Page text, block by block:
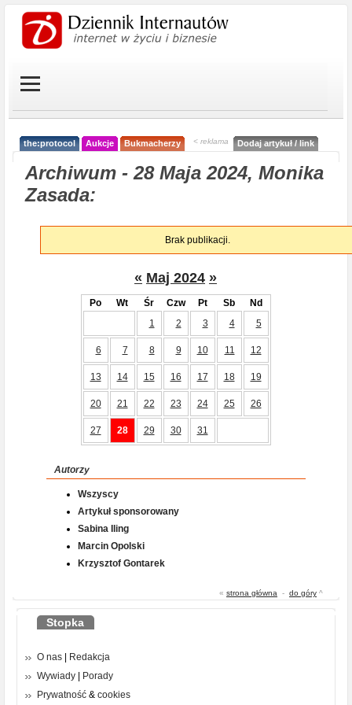
the:protocol Aukcje Bukmacherzy < reklama Dodaj artykuł / link
Archiwum - 28 Maja 2024, Monika
Zasada:
Brak publikacji.
« Maj 2024 »
Po Wt Śr Czw Pt Sb
Nd
1
2 3 4 5
6 7 8 9 10 11 12
13 14 15 16 17 18 19
20 21 22 23 24 25 26
27 28 29 30 31
Autorzy
Wszyscy
Artykuł sponsorowany
Sabina Iling
Marcin Opolski
Krzysztof Gontarek
« strona główna - do góry ^
Stopka
O nas
Redakcja
Wywiady
Porady
Prywatność & cookies